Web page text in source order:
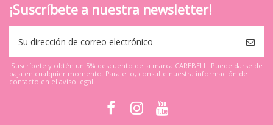
¡Suscríbete a nuestra newsletter!
¡Suscríbete y obtén un 5% descuento de la marca CAREBELL! Puede darse de
baja en cualquier momento. Para ello, consulte nuestra información de
contacto en el aviso legal.